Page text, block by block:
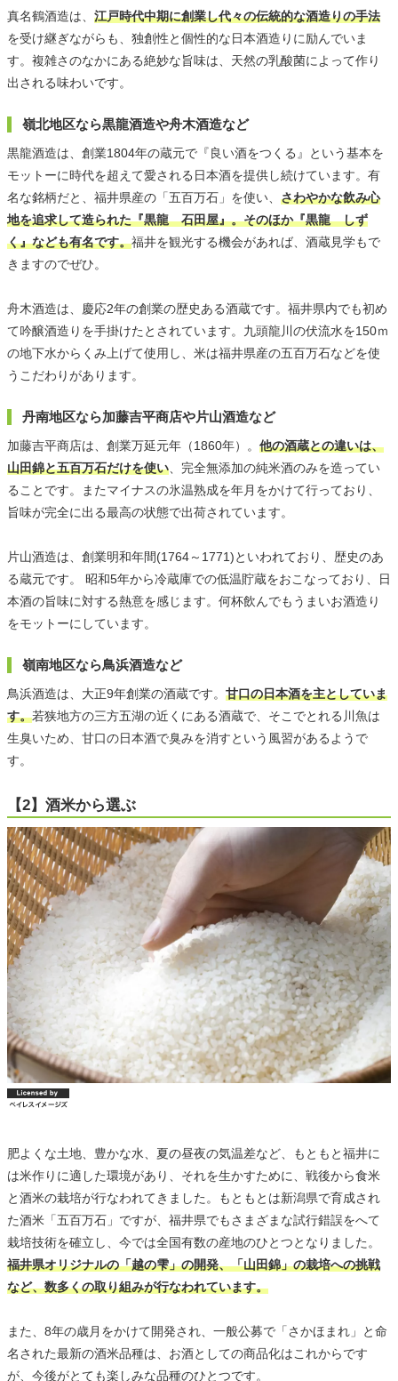
真名鶴酒造は、 江戸時代中期に創業し代々の伝統的な酒造りの手法
を受け継ぎながらも、独創性と個性的な日本酒造りに励んでいま
す。複雑さのなかにある絶妙な旨味は、天然の乳酸菌によって作り
出される味わいです。
嶺北地区なら黒龍酒造や舟木酒造など
黒龍酒造は、創業1804年の蔵元で『良い酒をつくる』という基本を
モットーに時代を超えて愛される日本酒を提供し続けています。有
名な銘柄だと、福井県産の「五百万石」を使い、 さわやかな飲み心
地を追求して造られた『黒龍 石田屋』。そのほか『黒龍 しず
く』なども有名です。福井を観光する機会があれば、酒蔵見学もで
きますのでぜひ。
舟木酒造は、慶応2年の創業の歴史ある酒蔵です。福井県内でも初め
て吟醸酒造りを手掛けたとされています。九頭龍川の伏流水を150ｍ
の地下水からくみ上げて使用し、米は福井県産の五百万石などを使
うこだわりがあります。
丹南地区なら加藤吉平商店や片山酒造など
加藤吉平商店は、創業万延元年（1860年）。 他の酒蔵との違いは、
山田錦と五百万石だけを使い、完全無添加の純米酒のみを造ってい
ることです。またマイナスの氷温熟成を年月をかけて行っており、
旨味が完全に出る最高の状態で出荷されています。
片山酒造は、創業明和年間(1764～1771)といわれており、歴史のあ
る蔵元です。 昭和5年から冷蔵庫での低温貯蔵をおこなっており、日
本酒の旨味に対する熱意を感じます。何杯飲んでもうまいお酒造り
をモットーにしています。
嶺南地区なら鳥浜酒造など
鳥浜酒造は、大正9年創業の酒蔵です。 甘口の日本酒を主としていま
す。若狭地方の三方五湖の近くにある酒蔵で、そこでとれる川魚は
生臭いため、甘口の日本酒で臭みを消すという風習があるようで
す。
【2】酒米から選ぶ
肥よくな土地、豊かな水、夏の昼夜の気温差など、もともと福井に
は米作りに適した環境があり、それを生かすために、戦後から食米
と酒米の栽培が行なわれてきました。もともとは新潟県で育成され
た酒米「五百万石」ですが、福井県でもさまざまな試行錯誤をへて
栽培技術を確立し、今では全国有数の産地のひとつとなりました。
福井県オリジナルの「越の雫」の開発、「山田錦」の栽培への挑戦
など、数多くの取り組みが行なわれています。
また、8年の歳月をかけて開発され、一般公募で「さかほまれ」と命
名された最新の酒米品種は、お酒としての商品化はこれからです
が、今後がとても楽しみな品種のひとつです。